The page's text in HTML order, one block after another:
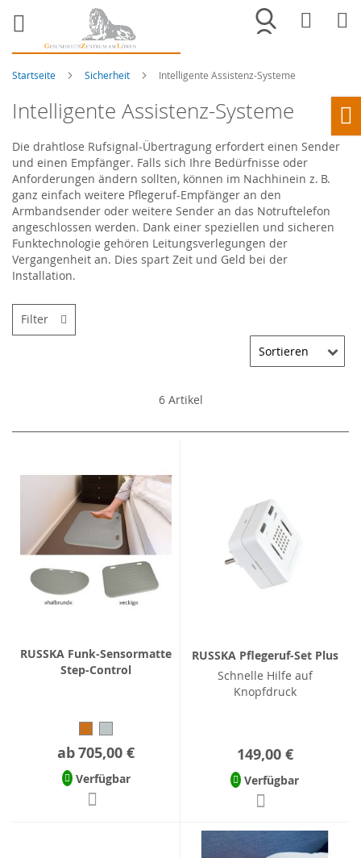
Merkliste
Startseite Sicherheit Intelligente Assistenz-Systeme
Intelligente Assistenz-Systeme
Die drahtlose Rufsignal-Übertragung erfordert einen Sender
und einen Empfänger. Falls sich Ihre Bedürfnisse oder
Anforderungen ändern sollten, können im Nachhinein z. B.
ganz einfach weitere Pflegeruf-Empfänger an den
Armbandsender oder weitere Sender an das Notruftelefon
angeschlossen werden. Dank einer speziellen und sicheren
Funktechnologie gehören Leitungsverlegungen der
Vergangenheit an. Dies spart Zeit und Geld bei der
Installation.
6Artikel
RUSSKA Funk-Sensormatte
Step-Control
ab705,00 €
Verfügbar
RUSSKA Pflegeruf-Set Plus
Schnelle Hilfe auf
Knopfdruck
149,00 €
Verfügbar
Filter